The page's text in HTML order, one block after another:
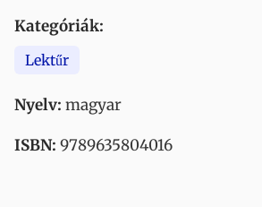
Kategóriák:
Lektűr
Nyelv: magyar
ISBN: 9789635804016